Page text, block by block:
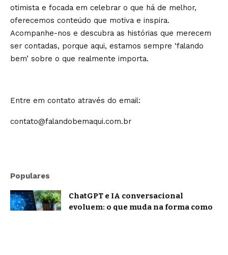
otimista e focada em celebrar o que há de melhor,
oferecemos conteúdo que motiva e inspira.
Acompanhe-nos e descubra as histórias que merecem
ser contadas, porque aqui, estamos sempre ‘falando
bem’ sobre o que realmente importa.
Entre em contato através do email:
contato@falandobemaqui.com.br
Populares
ChatGPT e IA conversacional
evoluem: o que muda na forma como